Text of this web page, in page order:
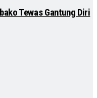
Tewas Gantung Diri